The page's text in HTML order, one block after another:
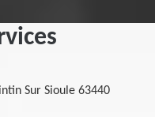
Sur Sioule 63440